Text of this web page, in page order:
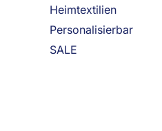
Heimtextilien
Personalisierbar
SALE